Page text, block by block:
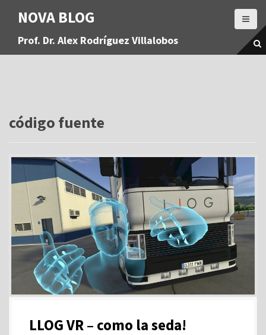
a
NOVA BLOG
Prof. Dr. Alex Rodríguez Villalobos
código fuente
LLOG VR – como la seda!